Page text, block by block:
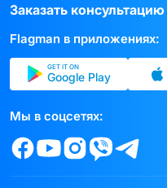
Заказать консультацию
Flagman в приложениях:
GET IT ON
Google Play
Мы в соцсетях: